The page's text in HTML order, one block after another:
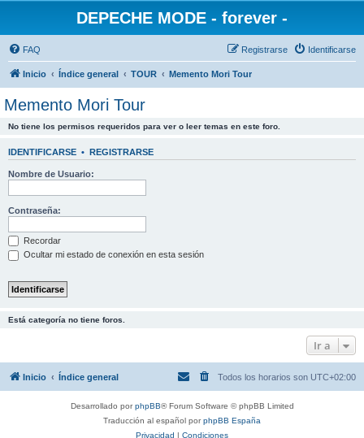
DEPECHE MODE - forever -
FAQ Identificarse
Registrarse
Inicio Índice general TOUR Memento Mori Tour
Memento Mori Tour
No tiene los permisos requeridos para ver o leer temas en este foro.
IDENTIFICARSE • REGISTRARSE
Nombre de Usuario:
Contraseña:
Recordar
Ocultar mi estado de conexión en esta sesión
Está categoría no tiene foros.
Ir a
Inicio Índice general Todos los horarios son UTC+02:00
Desarrollado porphpBB® Forum Software © phpBB Limited
Traducción al español porphpBB España
Privacidad | Condiciones